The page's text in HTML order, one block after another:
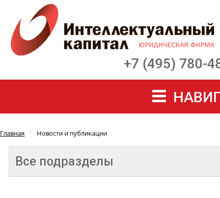
+7 (495) 780-
Главная Новости и публикации
Все подразделы